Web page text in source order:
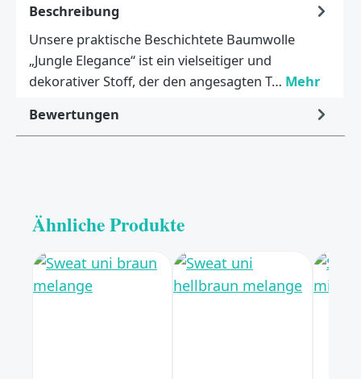
Beschreibung
Unsere praktische Beschichtete Baumwolle
„Jungle Elegance“ ist ein vielseitiger und
dekorativer Stoff, der den angesagten T… Mehr
Bewertungen
Ähnliche Produkte